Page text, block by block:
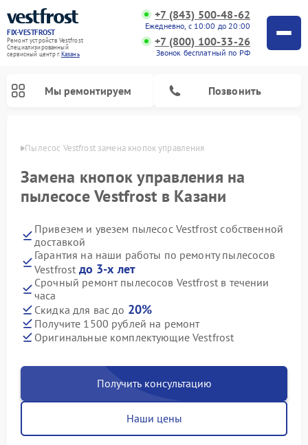
FIX-VESTFROST
Ремонт устройств Vestfrost
Специализированный
cервисный центр г.Казань
+7 (843) 500-48-62
Ежедневно, с 10:00 до 20:00
+7 (800) 100-33-26
Звонок бесплатный по РФ
Мы ремонтируем Позвонить
Пылесос Vestfrost замена кнопок управления
Замена кнопок управления на
пылесосе Vestfrost в Казани
Привезем и увезем пылесос Vestfrost собственной
доставкой
Гарантия на наши работы по ремонту пылесосов
Vestfrost до 3-х лет
Срочный ремонт пылесосов Vestfrost в течении
часа
Скидка для вас до 20%
Получите 1500 рублей на ремонт
Оригинальные комплектующие Vestfrost
Получить консультацию
Наши цены